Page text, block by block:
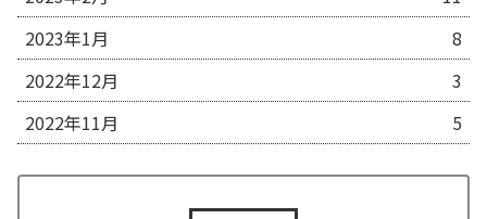
2023年1月
8
2022年12月
3
2022年11月
5